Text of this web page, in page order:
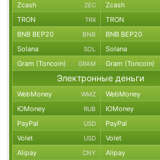
Zcash ZEC Zcash
TRON TRX TRON
BNB BEP20 BNB BNB BEP20
Solana SOL Solana
Gram (Toncoin) GRAM Gram (Toncoin)
Электронные деньги
WebMoney WMZ WebMoney
ЮMoney RUB ЮMoney
PayPal USD PayPal
Volet USD Volet
Alipay CNY Alipay